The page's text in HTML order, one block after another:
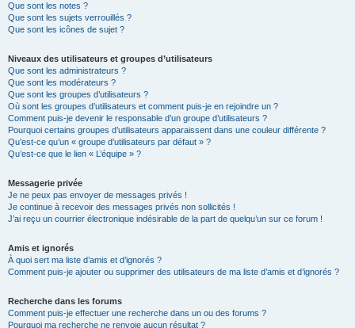
Que sont les notes ?
Que sont les sujets verrouillés ?
Que sont les icônes de sujet ?
Niveaux des utilisateurs et groupes d’utilisateurs
Que sont les administrateurs ?
Que sont les modérateurs ?
Que sont les groupes d’utilisateurs ?
Où sont les groupes d’utilisateurs et comment puis-je en rejoindre un ?
Comment puis-je devenir le responsable d’un groupe d’utilisateurs ?
Pourquoi certains groupes d’utilisateurs apparaissent dans une couleur différente ?
Qu’est-ce qu’un « groupe d’utilisateurs par défaut » ?
Qu’est-ce que le lien « L’équipe » ?
Messagerie privée
Je ne peux pas envoyer de messages privés !
Je continue à recevoir des messages privés non sollicités !
J’ai reçu un courrier électronique indésirable de la part de quelqu’un sur ce forum !
Amis et ignorés
À quoi sert ma liste d’amis et d’ignorés ?
Comment puis-je ajouter ou supprimer des utilisateurs de ma liste d’amis et d’ignorés ?
Recherche dans les forums
Comment puis-je effectuer une recherche dans un ou des forums ?
Pourquoi ma recherche ne renvoie aucun résultat ?